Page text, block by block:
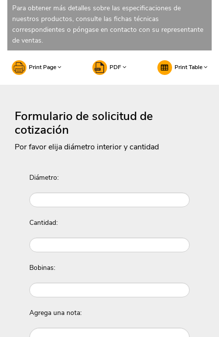
Para obtener más detalles sobre las especificaciones de
nuestros productos, consulte las fichas técnicas
correspondientes o póngase en contacto con su representante
de ventas.
Print Page PDF Print Table
Formulario de solicitud de
cotización
Por favor elija diámetro interior y cantidad
Diámetro:
Cantidad:
Bobinas:
Agrega una nota: